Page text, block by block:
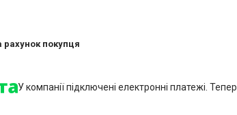
рахунок покупця
У компанії підключені електронні платежі.